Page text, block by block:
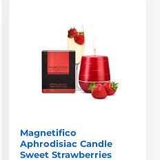
Magnetifico
Aphrodisiac Candle
Sweet Strawberries